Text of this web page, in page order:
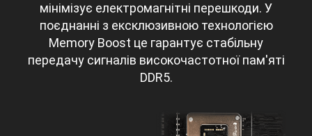
мінімізує електромагнітні перешкоди. У
поєднанні з ексклюзивною технологією
Memory Boost це гарантує стабільну
передачу сигналів високочастотної пам'яті
DDR5.